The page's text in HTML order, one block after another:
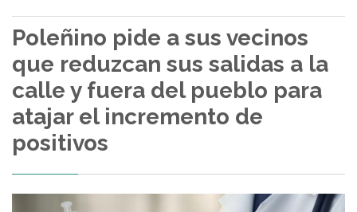
Poleñino pide a sus vecinos
que reduzcan sus salidas a la
calle y fuera del pueblo para
atajar el incremento de
positivos